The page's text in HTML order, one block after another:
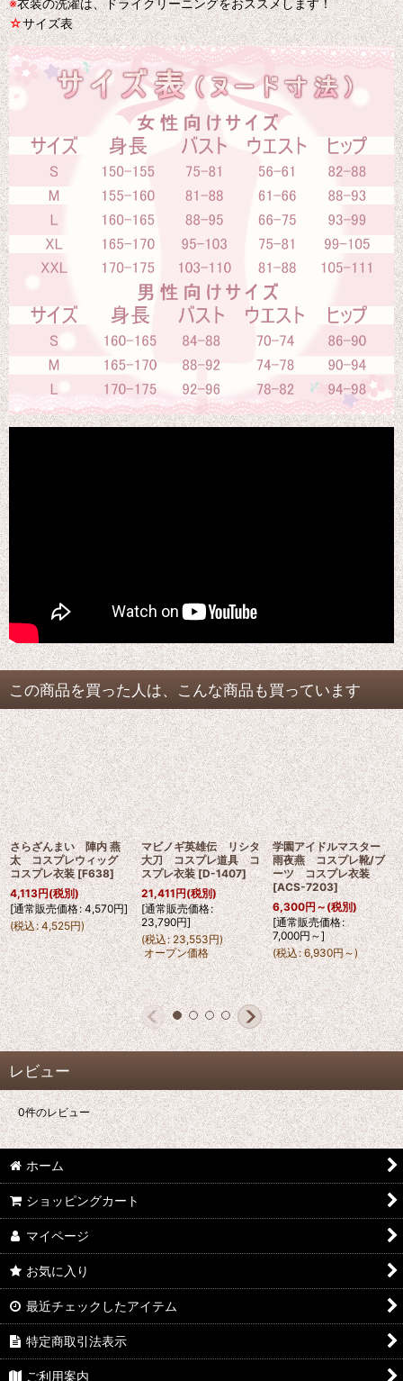
※衣装の洗濯は、ドライクリーニングをおススメします！
☆サイズ表
この商品を買った人は、こんな商品も買っています
さらざんまい 陣内 燕
太 コスプレウィッグ
コスプレ衣装 [F638]
4,113円(税別)
[通常販売価格: 4,570円]
(税込 : 4,525円)
マビノギ英雄伝 リシタ
大刀 コスプレ道具 コ
スプレ衣装 [D-1407]
21,411円(税別)
[通常販売価格:
23,790円]
(税込: 23,553円)
オープン価格
学園アイドルマスター
雨夜燕 コスプレ靴/ブ
ーツ コスプレ衣装
[ACS-7203]
6,300円～(税別)
[通常販売価格:
7,000円～]
(税込: 6,930円～)
レビュー
0件のレビュー
ホーム
ショッピングカート
マイページ
お気に入り
最近チェックしたアイテム
特定商取引法表示
ご利用案内